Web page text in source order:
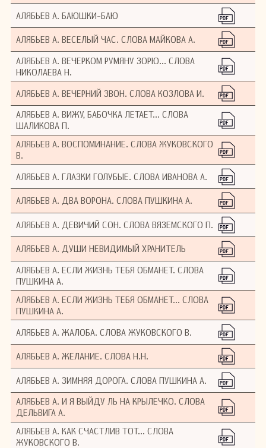
АЛЯБЬЕВ А. БАЮШКИ-БАЮ
АЛЯБЬЕВ А. ВЕСЕЛЫЙ ЧАС. СЛОВА МАЙКОВА А.
АЛЯБЬЕВ А. ВЕЧЕРКОМ РУМЯНУ ЗОРЮ... СЛОВА
НИКОЛАЕВА Н.
АЛЯБЬЕВ А. ВЕЧЕРНИЙ ЗВОН. СЛОВА КОЗЛОВА И.
АЛЯБЬЕВ А. ВИЖУ, БАБОЧКА ЛЕТАЕТ... СЛОВА
ШАЛИКОВА П.
АЛЯБЬЕВ А. ВОСПОМИНАНИЕ. СЛОВА ЖУКОВСКОГО
В.
АЛЯБЬЕВ А. ГЛАЗКИ ГОЛУБЫЕ. СЛОВА ИВАНОВА А.
АЛЯБЬЕВ А. ДВА ВОРОНА. СЛОВА ПУШКИНА А.
АЛЯБЬЕВ А. ДЕВИЧИЙ СОН. СЛОВА ВЯЗЕМСКОГО П.
АЛЯБЬЕВ А. ДУШИ НЕВИДИМЫЙ ХРАНИТЕЛЬ
АЛЯБЬЕВ А. ЕСЛИ ЖИЗНЬ ТЕБЯ ОБМАНЕТ. СЛОВА
ПУШКИНА А.
АЛЯБЬЕВ А. ЕСЛИ ЖИЗНЬ ТЕБЯ ОБМАНЕТ... СЛОВА
ПУШКИНА А.
АЛЯБЬЕВ А. ЖАЛОБА. СЛОВА ЖУКОВСКОГО В.
АЛЯБЬЕВ А. ЖЕЛАНИЕ. СЛОВА Н.Н.
АЛЯБЬЕВ А. ЗИМНЯЯ ДОРОГА. СЛОВА ПУШКИНА А.
АЛЯБЬЕВ А. И Я ВЫЙДУ ЛЬ НА КРЫЛЕЧКО. СЛОВА
ДЕЛЬВИГА А.
АЛЯБЬЕВ А. КАК СЧАСТЛИВ ТОТ... СЛОВА
ЖУКОВСКОГО В.